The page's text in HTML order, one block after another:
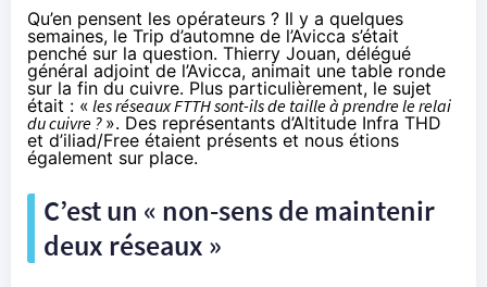
Qu’en pensent les opérateurs ? Il y a quelques
semaines, le Trip d’automne de l’Avicca s’était
penché sur la question. Thierry Jouan, délégué
général adjoint de l’Avicca, animait une table ronde
sur la fin du cuivre. Plus particulièrement, le sujet
était : « les réseaux FTTH sont-ils de taille à prendre le relai
du cuivre ? ». Des représentants d’Altitude Infra THD
et d’iliad/Free étaient présents et nous étions
également sur place.
C’est un « non-sens de maintenir
deux réseaux »